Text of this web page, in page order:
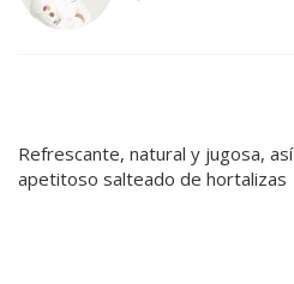
Refrescante, natural y jugosa,
apetitoso salteado de hortalizas